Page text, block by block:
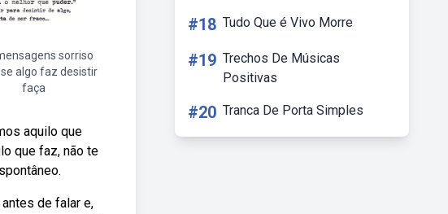
sorriso
algo faz desistir
faça
aquilo que
que faz, não te
de falar e,
#18 Tudo Que é Vivo Morre
#19 Trechos De Músicas
Positivas
#20 Tranca De Porta Simples